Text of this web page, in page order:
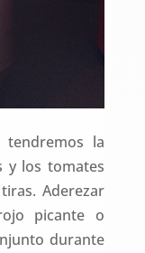
la
y los tomates
Aderezar
picante o
durante